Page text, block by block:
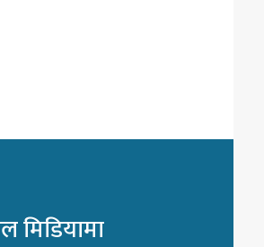
मिडियामा